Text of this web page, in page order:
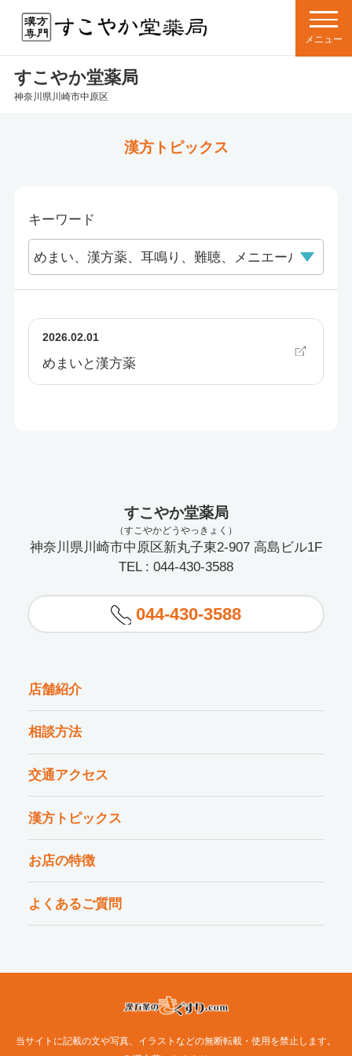
すこやか堂薬局
神奈川県川崎市中原区
漢方トピックス
キーワード
2026.02.01
めまいと漢方薬
すこやか堂薬局
（すこやかどうやっきょく）
神奈川県川崎市中原区新丸子東2-907 高島ビル1F
TEL : 044-430-3588
044-430-3588
店舗紹介
相談方法
交通アクセス
漢方トピックス
お店の特徴
よくあるご質問
当サイトに記載の文や写真、イラストなどの無断転載・使用を禁止します。